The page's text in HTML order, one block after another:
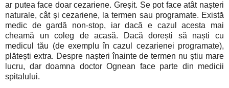
ar putea face doar cezariene. Greșit. Se pot face atât nașteri
naturale, cât și cezariene, la termen sau programate. Există
medic de gardă non-stop, iar dacă e cazul acesta mai
cheamă un coleg de acasă. Dacă dorești să naști cu
medicul tău (de exemplu în cazul cezarienei programate),
plătești extra. Despre nașteri înainte de termen nu știu mare
lucru, dar doamna doctor Ognean face parte din medicii
spitalului.